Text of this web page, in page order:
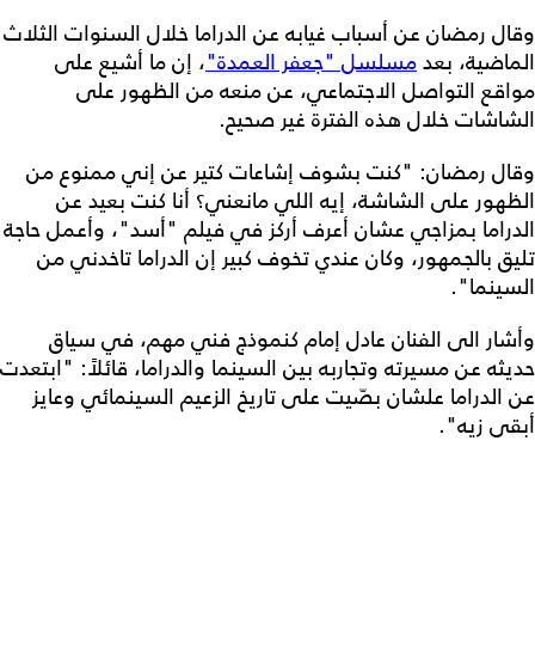
وقال رمضان عن أسباب غيابه عن الدراما خلال السنوات الثلاث
الماضية، بعدمسلسل "جعفر العمدة"، إن ما أشيع على
مواقع التواصل الاجتماعي، عن منعه من الظهور على
الشاشات خلال هذه الفترة غير صحيح.
وقال رمضان: "كنت بشوف إشاعات كتير عن إني ممنوع من
الظهور على الشاشة، إيه اللي مانعني؟ أنا كنت بعيد عن
الدراما بمزاجي عشان أعرف أركز في فيلم "أسد"، وأعمل حاجة
تليق بالجمهور، وكان عندي تخوف كبير إن الدراما تاخدني من
السينما".
وأشار الى الفنان عادل إمام كنموذج فني مهم، في سياق
حديثه عن مسيرته وتجاربه بين السينما والدراما، قائلاً: "ابتعدت
عن الدراما علشان بصّيت على تاريخ الزعيم السينمائي وعايز
أبقى زيه".